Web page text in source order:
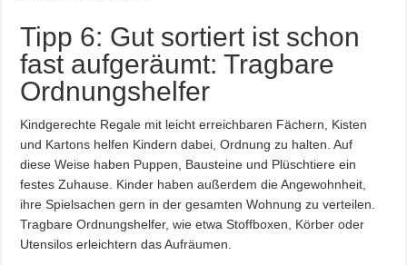
Tipp 6: Gut sortiert ist schon
fast aufgeräumt: Tragbare
Ordnungshelfer
Kindgerechte Regale mit leicht erreichbaren Fächern, Kisten
und Kartons helfen Kindern dabei, Ordnung zu halten. Auf
diese Weise haben Puppen, Bausteine und Plüschtiere ein
festes Zuhause. Kinder haben außerdem die Angewohnheit,
ihre Spielsachen gern in der gesamten Wohnung zu verteilen.
Tragbare Ordnungshelfer, wie etwa Stoffboxen, Körber oder
Utensilos erleichtern das Aufräumen.